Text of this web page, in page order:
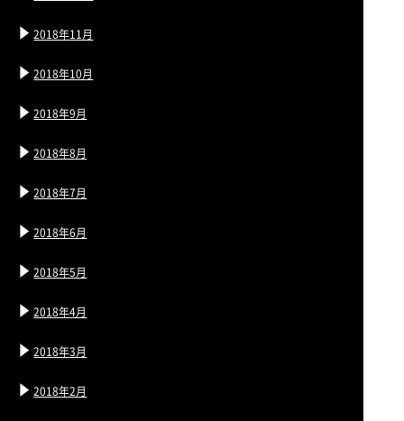
2018年11月
2018年10月
2018年9月
2018年8月
2018年7月
2018年6月
2018年5月
2018年4月
2018年3月
2018年2月